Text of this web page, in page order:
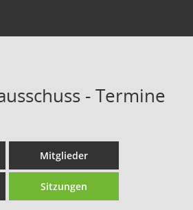
- Termine
Mitglieder
Sitzungen